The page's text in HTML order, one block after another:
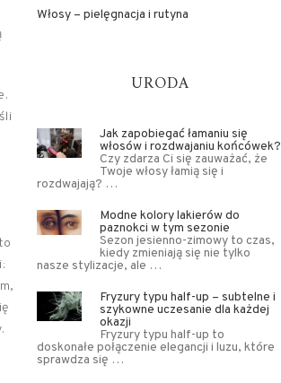
Włosy – pielęgnacja i rutyna
URODA
Jak zapobiegać łamaniu się
włosów i rozdwajaniu końcówek?
Czy zdarza Ci się zauważać, że
Twoje włosy łamią się i
rozdwajają? …
Modne kolory lakierów do
paznokci w tym sezonie
Sezon jesienno-zimowy to czas,
kiedy zmieniają się nie tylko
nasze stylizacje, ale …
Fryzury typu half-up – subtelne i
szykowne uczesanie dla każdej
okazji
Fryzury typu half-up to
doskonałe połączenie elegancji i luzu, które
sprawdza się …